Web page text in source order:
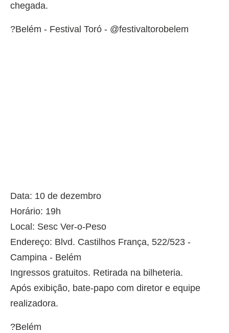
chegada.
?Belém - Festival Toró - @festivaltorobelem
Data: 10 de dezembro
Horário: 19h
Local: Sesc Ver-o-Peso
Endereço: Blvd. Castilhos França, 522/523 -
Campina - Belém
Ingressos gratuitos. Retirada na bilheteria.
Após exibição, bate-papo com diretor e equipe
realizadora.
?Belém